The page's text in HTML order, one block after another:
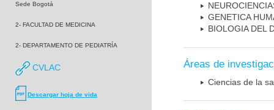
Sede Bogotá
2- FACULTAD DE MEDICINA
2- DEPARTAMENTO DE PEDIATRÍA
CVLAC
Descargar hoja de vida
GENETICA
BIOLOGIA DEL
Áreas de
Ciencias de la